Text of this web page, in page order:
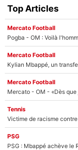
Top Articles
Mercato Football
Pogba - OM : Voilà
Mercato Football
Kylian Mbappé, un
Mercato Football
Tennis
PSG
PSG : Mbappé achève le